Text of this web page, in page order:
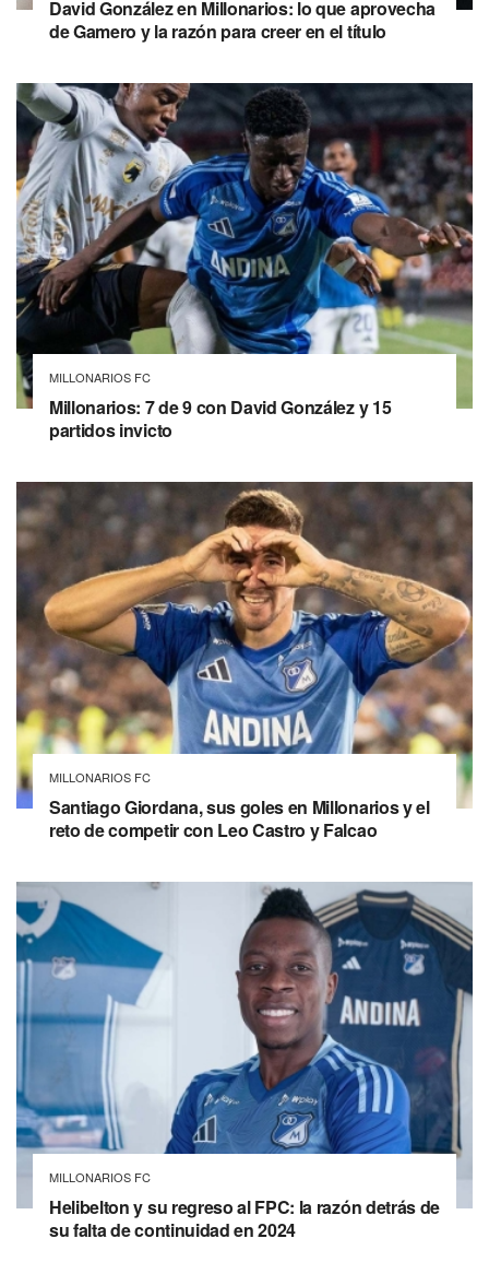
David González en Millonarios: lo que aprovecha
de Gamero y la razón para creer en el título
MILLONARIOS FC
Millonarios: 7 de 9 con David González y 15
partidos invicto
MILLONARIOS FC
Santiago Giordana, sus goles en Millonarios y el
reto de competir con Leo Castro y Falcao
MILLONARIOS FC
Helibelton y su regreso al FPC: la razón detrás de
su falta de continuidad en 2024